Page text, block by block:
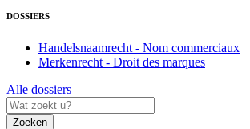
DOSSIERS
Handelsnaamrecht - Nom commerciaux
Merkenrecht - Droit des marques
Alle dossiers
Zoeken